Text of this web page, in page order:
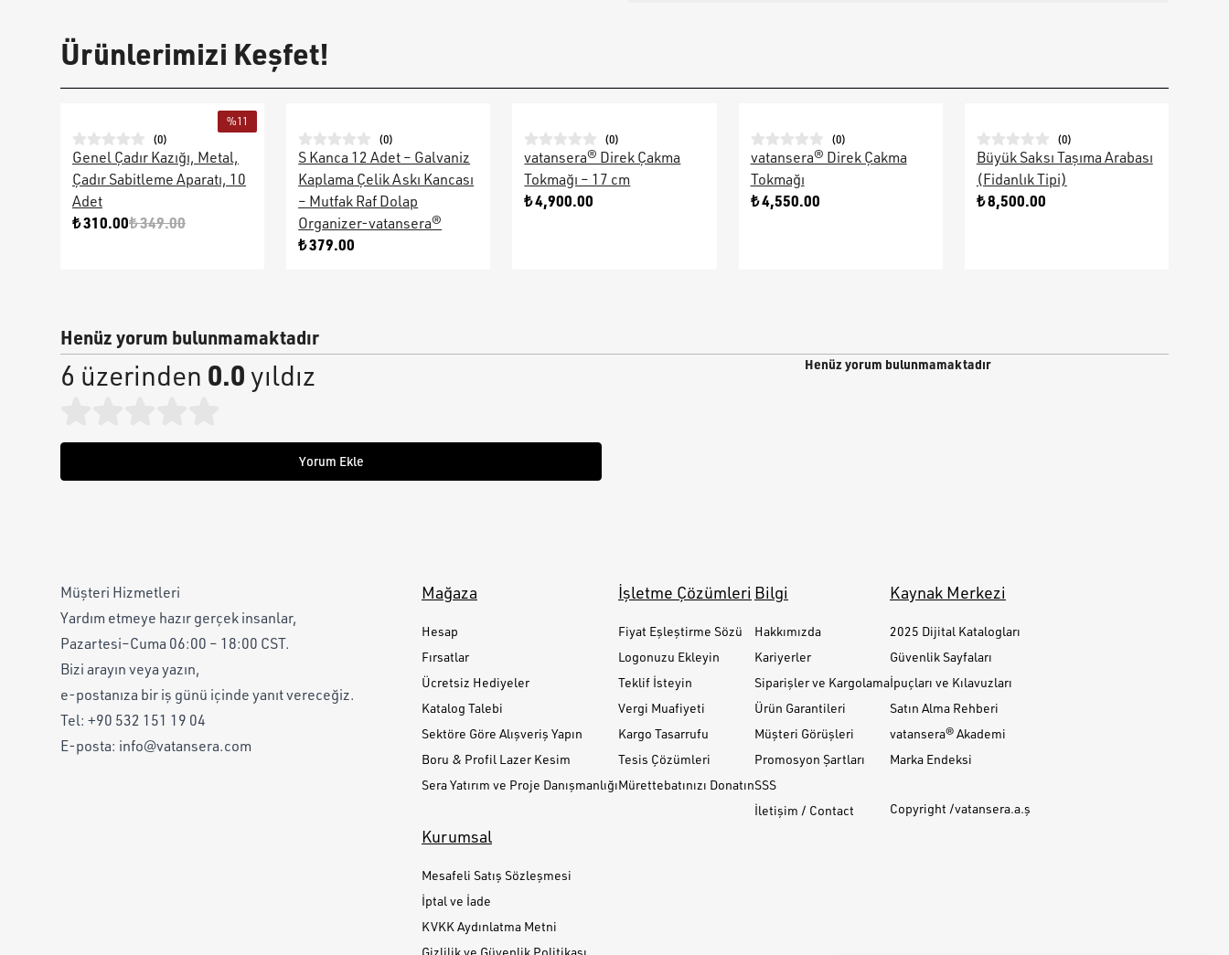
Ürünlerimizi Keşfet!
%11
(0)
Genel Çadır Kazığı, Metal,
Çadır Sabitleme Aparatı, 10
Adet
₺ 310.00₺ 349.00
(0)
S Kanca 12 Adet – Galvaniz
Kaplama Çelik Askı Kancası
– Mutfak Raf Dolap
Organizer-vatansera®
₺ 379.00
(0)
vatansera® Direk Çakma
Tokmağı – 17 cm
₺ 4,900.00
(0)
vatansera® Direk Çakma
Tokmağı
₺ 4,550.00
(0)
Büyük Saksı Taşıma Arabası
(Fidanlık Tipi)
₺ 8,500.00
Henüz yorum bulunmamaktadır
6 üzerinden 0.0yıldız
Yorum Ekle
Henüz yorum bulunmamaktadır
Müşteri Hizmetleri
Yardım etmeye hazır gerçek insanlar,
Pazartesi–Cuma 06:00 – 18:00 CST.
Bizi arayın veya yazın,
e-postanıza bir iş günü içinde yanıt vereceğiz.
Tel: +90 532 151 19 04
E-posta: info@vatansera.com
Mağaza
Hesap
Fırsatlar
Ücretsiz Hediyeler
Katalog Talebi
Sektöre Göre Alışveriş Yapın
Boru & Profil Lazer Kesim
Sera Yatırım ve Proje Danışmanlığı
İşletme Çözümleri
Fiyat Eşleştirme Sözü
Logonuzu Ekleyin
Teklif İsteyin
Vergi Muafiyeti
Kargo Tasarrufu
Tesis Çözümleri
Mürettebatınızı Donatın
Bilgi
Hakkımızda
Kariyerler
Siparişler ve Kargolama
Ürün Garantileri
Müşteri Görüşleri
Promosyon Şartları
SSS
İletişim / Contact
Kaynak Merkezi
2025 Dijital Katalogları
Güvenlik Sayfaları
İpuçları ve Kılavuzları
Satın Alma Rehberi
vatansera® Akademi
Marka Endeksi
Copyright /vatansera.a.ş
Kurumsal
Mesafeli Satış Sözleşmesi
İptal ve İade
KVKK Aydınlatma Metni
Gizlilik ve Güvenlik Politikası